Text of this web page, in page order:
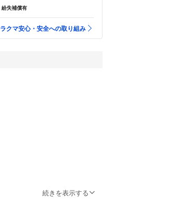
紛失補償有
ラクマ安心・安全への取り組み
続きを表示する